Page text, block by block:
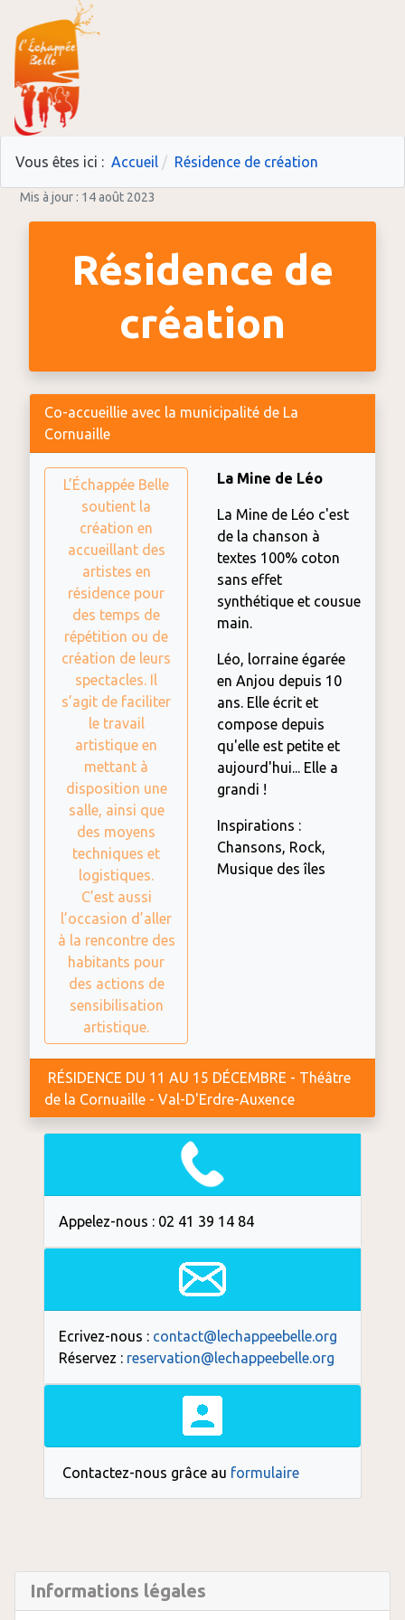
Vous êtes ici : Accueil Résidence de création
Mis à jour : 14 août 2023
Résidence de
création
Co-accueillie avec la municipalité de La
Cornuaille
L’Échappée Belle
soutient la
création en
accueillant des
artistes en
résidence pour
des temps de
répétition ou de
création de leurs
spectacles. Il
s’agit de faciliter
le travail
artistique en
mettant à
disposition une
salle, ainsi que
des moyens
techniques et
logistiques.
C’est aussi
l’occasion d’aller
à la rencontre des
habitants pour
des actions de
sensibilisation
artistique.
La Mine de Léo
La Mine de Léo c'est
de la chanson à
textes 100% coton
sans effet
synthétique et cousue
main.
Léo, lorraine égarée
en Anjou depuis 10
ans. Elle écrit et
compose depuis
qu'elle est petite et
aujourd'hui... Elle a
grandi !
Inspirations :
Chansons, Rock,
Musique des îles
RÉSIDENCE DU 11 AU 15 DÉCEMBRE - Théâtre
de la Cornuaille - Val-D'Erdre-Auxence
Appelez-nous : 02 41 39 14 84
Ecrivez-nous : contact@lechappeebelle.org
Réservez : reservation@lechappeebelle.org
Contactez-nous grâce au formulaire
Informations légales